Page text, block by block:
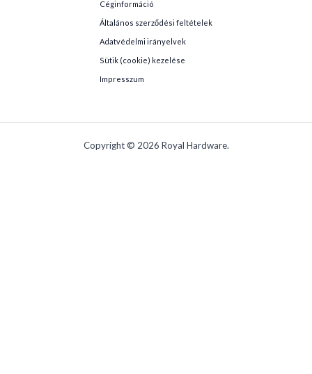
Céginformáció
Általános szerződési feltételek
Adatvédelmi irányelvek
Sütik (cookie) kezelése
Impresszum
Copyright © 2026 Royal Hardware.